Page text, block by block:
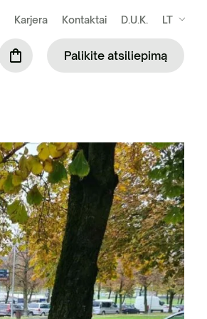
Karjera Kontaktai D.U.K. LT
tvarkymas
Palikite atsiliepimą